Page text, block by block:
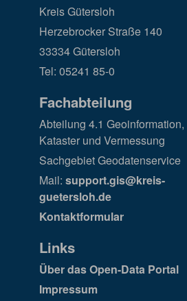
Kreis Gütersloh
Herzebrocker Straße 140
33334 Gütersloh
Tel: 05241 85-0
Fachabteilung
Abteilung 4.1 Geoinformation,
Kataster und Vermessung
Sachgebiet Geodatenservice
Mail: support.gis@kreis-
guetersloh.de
Kontaktformular
Links
Über das Open-Data Portal
Impressum